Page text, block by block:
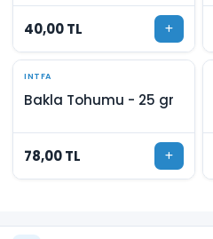
40,00 TL
INTFA
Bakla Tohumu - 25 gr
78,00 TL